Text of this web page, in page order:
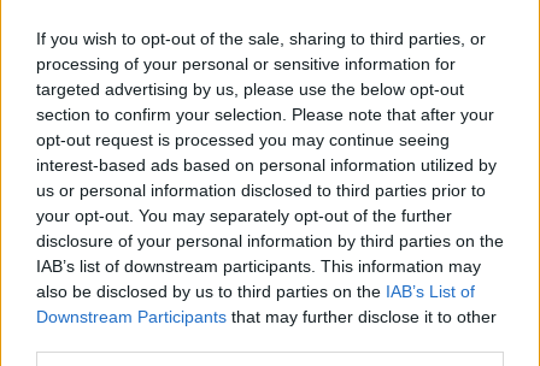
If you wish to opt-out of the sale, sharing to third parties, or
processing of your personal or sensitive information for
targeted advertising by us, please use the below opt-out
section to confirm your selection. Please note that after your
opt-out request is processed you may continue seeing
interest-based ads based on personal information utilized by
us or personal information disclosed to third parties prior to
your opt-out. You may separately opt-out of the further
disclosure of your personal information by third parties on the
IAB’s list of downstream participants. This information may
also be disclosed by us to third parties on the IAB’s List of
Downstream Participants that may further disclose it to other
Bueno paisano, te voy a decir lo que hize yo hace cuatro años
cuando me "echaron" una fotito en Arenas de San Juan y
tampoco me pararon "por existir riesgo para el trafico rodado",
dirigí un recurso a la Dirección General de Tráfico en Madrid c/
Josefa Valcarcel (tú lo puedes dirigir ahí o a la Jefatura Provincial
de Tráfico de Ciudad-Real) en el que decia lo siguiente:
D. con DNI. nº con domicilio en c/ EXPONE:
Que teniendo conocimiento de que se ha formulado denuncia
contra él mismo por supuesto exceso de velocidad, en la
carretera de km. el día y según expediente nº hecho que
considera incierto ya que no fué notificado.